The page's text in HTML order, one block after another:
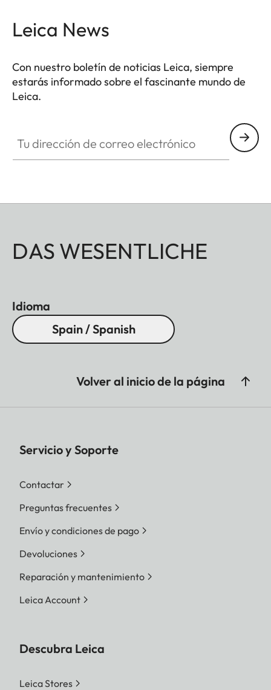
Leica News
Con nuestro boletín de noticias Leica, siempre
estarás informado sobre el fascinante mundo de
Leica.
DAS WESENTLICHE
Idioma
Spain / Spanish
Volver al inicio de la página
Servicio y Soporte
Contactar
Preguntas frecuentes
Envío y condiciones de pago
Devoluciones
Reparación y mantenimiento
Leica Account
Descubra Leica
Leica Stores